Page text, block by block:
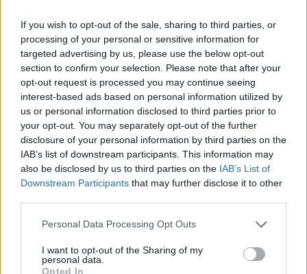
If you wish to opt-out of the sale, sharing to third parties, or
processing of your personal or sensitive information for
targeted advertising by us, please use the below opt-out
section to confirm your selection. Please note that after your
opt-out request is processed you may continue seeing
interest-based ads based on personal information utilized by
us or personal information disclosed to third parties prior to
your opt-out. You may separately opt-out of the further
disclosure of your personal information by third parties on the
IAB’s list of downstream participants. This information may
also be disclosed by us to third parties on the IAB’s List of
Downstream Participants that may further disclose it to other
Personal Data Processing Opt Outs
I want to opt-out of the Sharing of my
personal data.
Opted In